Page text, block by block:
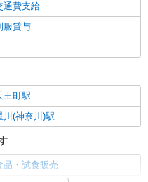
通費支給
服貸与
王町駅
川(神奈川)駅
品・試食販売